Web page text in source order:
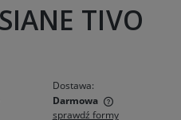
TIVO
Dostawa:
Darmowa
kosztów płatności
sprawdź formy